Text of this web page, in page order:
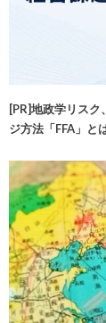
[PR]地政学リス
ジ方法「FFA」と